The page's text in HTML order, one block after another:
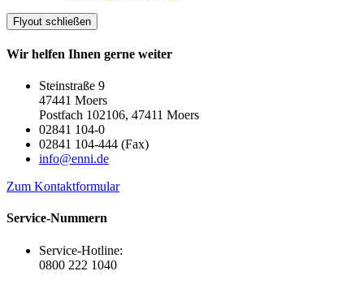
Flyout schließen
Wir helfen Ihnen gerne weiter
Steinstraße 9
47441 Moers
Postfach 102106, 47411 Moers
02841 104-0
02841 104-444 (Fax)
info@enni.de
Zum Kontaktformular
Service-Nummern
Service-Hotline:
0800 222 1040